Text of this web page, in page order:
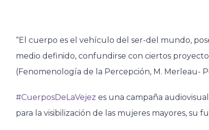
“El cuerpo es el vehículo del ser-del mundo,
medio definido, confundirse con ciertos
(Fenomenología de la Percepción, M. Merleau-
#CuerposDeLaVejez es una campaña
para la visibilización de las mujeres mayores, su